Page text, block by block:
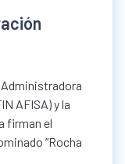
AFISA) y la
firman el
“Rocha